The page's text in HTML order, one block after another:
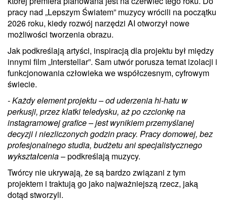
pracy nad „Lepszym Światem” muzycy wrócili na początku
2026 roku, kiedy rozwój narzędzi AI otworzył nowe
możliwości tworzenia obrazu.
Jak podkreślają artyści, inspiracją dla projektu był między
innymi film „Interstellar”. Sam utwór porusza temat izolacji i
funkcjonowania człowieka we współczesnym, cyfrowym
świecie.
- Każdy element projektu – od uderzenia hi-hatu w
perkusji, przez klatki teledysku, aż po czcionkę na
instagramowej grafice – jest wynikiem przemyślanej
decyzji i niezliczonych godzin pracy. Pracy domowej, bez
profesjonalnego studia, budżetu ani specjalistycznego
wykształcenia– podkreślają muzycy.
Twórcy nie ukrywają, że są bardzo związani z tym
projektem i traktują go jako najważniejszą rzecz, jaką
dotąd stworzyli.